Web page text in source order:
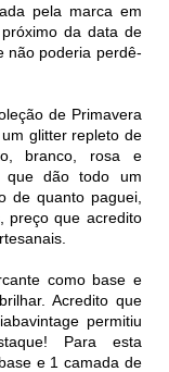
pela marca em
da data de
não poderia perdê-
de Primavera
glitter repleto de
branco, rosa e
que dão todo um
de quanto paguei,
preço que acredito
como base e
Acredito que
permitiu
Para esta
e 1 camada de